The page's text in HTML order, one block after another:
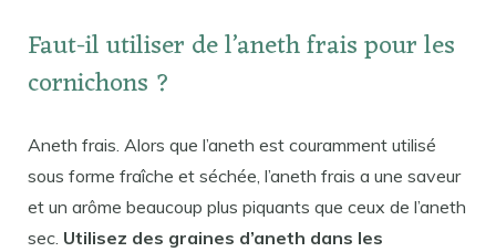
Faut-il utiliser de l’aneth frais pour les
cornichons ?
Aneth frais. Alors que l’aneth est couramment utilisé
sous forme fraîche et séchée, l’aneth frais a une saveur
et un arôme beaucoup plus piquants que ceux de l’aneth
sec. Utilisez des graines d’aneth dans les